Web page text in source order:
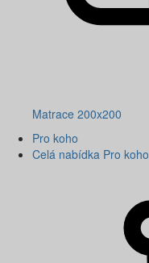
Matrace 200x200
Pro koho
Celá nabídka Pro koho